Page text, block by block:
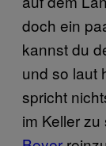
doch ein
kannst du
und so laut
spricht
im Keller